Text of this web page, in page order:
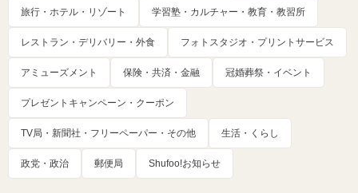
旅行・ホテル・リゾート 学習塾・カルチャー・教育・教習所
レストラン・デリバリー・外食 フォトスタジオ・プリントサービス
アミューズメント 保険・共済・金融 冠婚葬祭・イベント
プレゼントキャンペーン・クーポン
TV局・新聞社・フリーペーパー・その他 生活・くらし
政党・政治 郵便局 Shufoo!お知らせ